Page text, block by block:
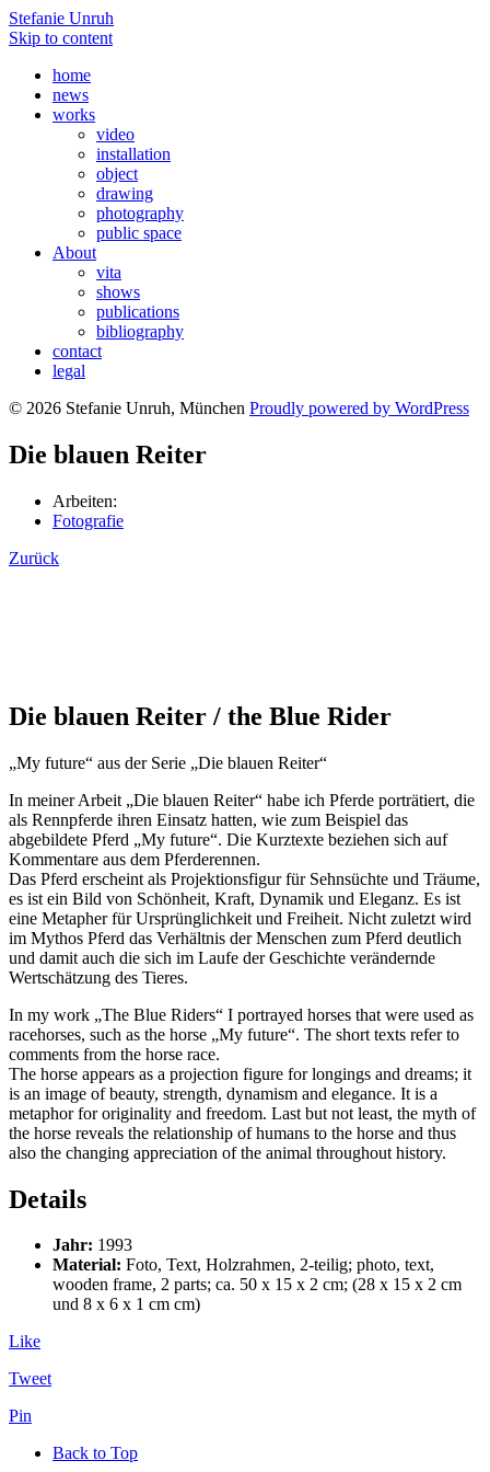
Stefanie Unruh
Skip to content
home
news
works
video
installation
object
drawing
photography
public space
About
vita
shows
publications
bibliography
contact
legal
© 2026 Stefanie Unruh, München Proudly powered by WordPress
Die blauen Reiter
Arbeiten:
Fotografie
Zurück
Die blauen Reiter / the Blue Rider
„My future“ aus der Serie „Die blauen Reiter“
In meiner Arbeit „Die blauen Reiter“ habe ich Pferde porträtiert, die
als Rennpferde ihren Einsatz hatten, wie zum Beispiel das
abgebildete Pferd „My future“. Die Kurztexte beziehen sich auf
Kommentare aus dem Pferderennen.
Das Pferd erscheint als Projektionsfigur für Sehnsüchte und Träume,
es ist ein Bild von Schönheit, Kraft, Dynamik und Eleganz. Es ist
eine Metapher für Ursprünglichkeit und Freiheit. Nicht zuletzt wird
im Mythos Pferd das Verhältnis der Menschen zum Pferd deutlich
und damit auch die sich im Laufe der Geschichte verändernde
Wertschätzung des Tieres.
In my work „The Blue Riders“ I portrayed horses that were used as
racehorses, such as the horse „My future“. The short texts refer to
comments from the horse race.
The horse appears as a projection figure for longings and dreams; it
is an image of beauty, strength, dynamism and elegance. It is a
metaphor for originality and freedom. Last but not least, the myth of
the horse reveals the relationship of humans to the horse and thus
also the changing appreciation of the animal throughout history.
Details
Jahr: 1993
Material: Foto, Text, Holzrahmen, 2-teilig; photo, text,
wooden frame, 2 parts; ca. 50 x 15 x 2 cm; (28 x 15 x 2 cm
und 8 x 6 x 1 cm cm)
Like
Tweet
Pin
Back to Top